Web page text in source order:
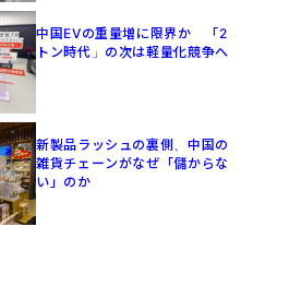
中国EVの重量増に限界か 「2
トン時代」の次は軽量化競争へ
新製品ラッシュの裏側、中国の
雑貨チェーンがなぜ「儲からな
い」のか